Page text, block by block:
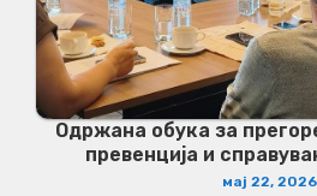
Одржана обука за
превенција и
мај 22, 2026